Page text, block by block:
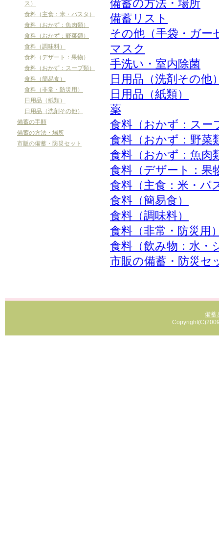
備蓄の方法・場所
備蓄リスト
その他（手袋・ガー
マスク
手洗い・室内除菌
日用品（洗剤その他
日用品（紙類）
薬
食料（おかず：スー
食料（おかず：野菜
食料（おかず：魚肉
食料（デザート：果
食料（主食：米・パ
食料（簡易食）
食料（調味料）
食料（非常・防災用
食料（飲み物：水・
市販の備蓄・防災セ
ス）
食料（主食：米・パスタ）
食料（おかず：魚肉類）
食料（おかず：野菜類）
食料（調味料）
食料（デザート：果物）
食料（おかず：スープ類）
食料（簡易食）
食料（非常・防災用）
日用品（紙類）
日用品（洗剤その他）
備蓄の手順
備蓄の方法・場所
市販の備蓄・防災セット
備蓄